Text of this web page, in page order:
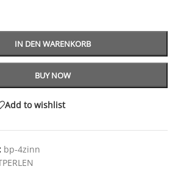
IN DEN WARENKORB
BUY NOW
Add to wishlist
bp-4zinn